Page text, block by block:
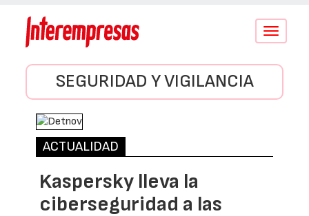
Conmutar
SEGURIDAD Y VIGILANCIA
ACTUALIDAD
Kaspersky lleva la
ciberseguridad a las